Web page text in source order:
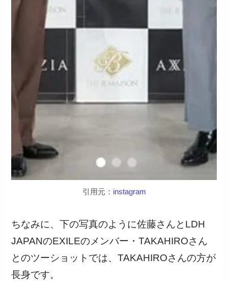
引用元： instagram
ちなみに、下の写真のように佐藤さんとLDH
JAPANのEXILEのメンバー・TAKAHIROさん
とのツーショットでは、TAKAHIROさんの方が
長身です。